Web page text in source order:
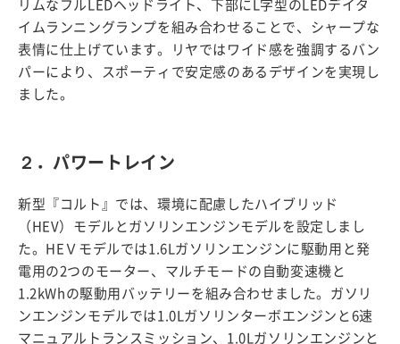
リムなフルLEDヘッドライト、下部にL字型のLEDデイタ
イムランニングランプを組み合わせることで、シャープな
表情に仕上げています。リヤではワイド感を強調するバン
パーにより、スポーティで安定感のあるデザインを実現し
ました。
２．パワートレイン
新型『コルト』では、環境に配慮したハイブリッド
（HEV）モデルとガソリンエンジンモデルを設定しまし
た。HEＶモデルでは1.6Lガソリンエンジンに駆動用と発
電用の2つのモーター、マルチモードの自動変速機と
1.2kWhの駆動用バッテリーを組み合わせました。ガソリ
ンエンジンモデルでは1.0Lガソリンターボエンジンと6速
マニュアルトランスミッション、1.0Lガソリンエンジンと